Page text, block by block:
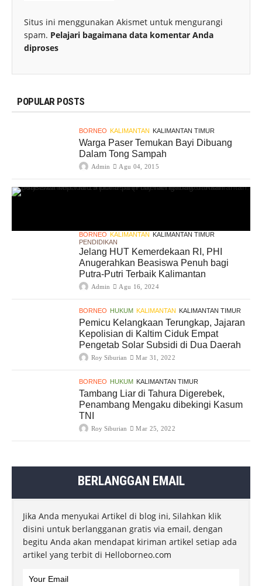
Situs ini menggunakan Akismet untuk mengurangi
spam. Pelajari bagaimana data komentar Anda
diproses
POPULAR POSTS
BORNEO KALIMANTAN KALIMANTAN TIMUR
Warga Paser Temukan Bayi Dibuang
Dalam Tong Sampah
Admin Agu 04, 2015
BORNEO KALIMANTAN KALIMANTAN TIMUR
PENDIDIKAN
Jelang HUT Kemerdekaan RI, PHI
Anugerahkan Beasiswa Penuh bagi
Putra-Putri Terbaik Kalimantan
Admin Agu 16, 2024
BORNEO HUKUM KALIMANTAN KALIMANTAN TIMUR
Pemicu Kelangkaan Terungkap, Jajaran
Kepolisian di Kaltim Ciduk Empat
Pengetab Solar Subsidi di Dua Daerah
Roy Siburian Mar 31, 2022
BORNEO HUKUM KALIMANTAN TIMUR
Tambang Liar di Tahura Digerebek,
Penambang Mengaku dibekingi Kasum
TNI
Roy Siburian Mar 25, 2022
BERLANGGAN EMAIL
Jika Anda menyukai Artikel di blog ini, Silahkan klik
disini untuk berlangganan gratis via email, dengan
begitu Anda akan mendapat kiriman artikel setiap ada
artikel yang terbit di Helloborneo.com